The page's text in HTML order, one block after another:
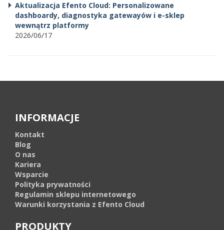
Aktualizacja Efento Cloud: Personalizowane
dashboardy, diagnostyka gatewayów i e-sklep
wewnątrz platformy
2026/06/17
INFORMACJE
Kontakt
Blog
O nas
Kariera
Wsparcie
Polityka prywatności
Regulamin sklepu internetowego
Warunki korzystania z Efento Cloud
PRODUKTY